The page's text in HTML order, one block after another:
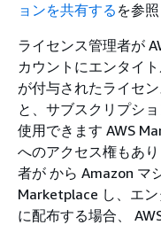
ョンを共有する を参
ライセンス管理者が
カウントにエンタイ
が付与されたライセ
と、サブスクリプシ
使用できます AWS
へのアクセス権もあ
者が から Amazon マ
Marketplace し、エン
に配布する場合、